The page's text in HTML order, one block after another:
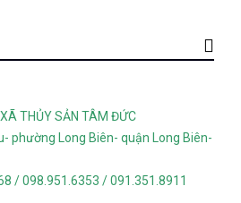
THỦY SẢN TÂM ĐỨC
phường Long Biên- quận Long Biên-
/ 098.951.6353 / 091.351.8911